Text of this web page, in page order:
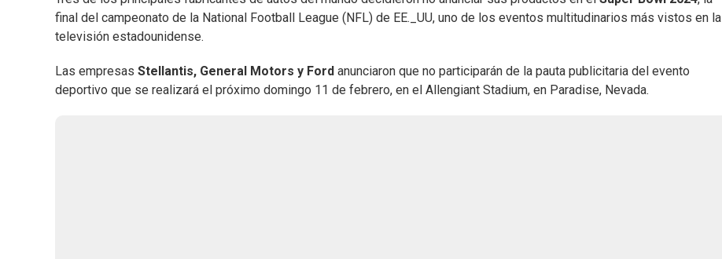
final del campeonato de la National Football League (NFL) de EE._UU, uno de los eventos multitudinarios más vistos en la
televisión estadounidense.
Las empresas Stellantis, General Motors y Ford anunciaron que no participarán de la pauta publicitaria del evento
deportivo que se realizará el próximo domingo 11 de febrero, en el Allengiant Stadium, en Paradise, Nevada.